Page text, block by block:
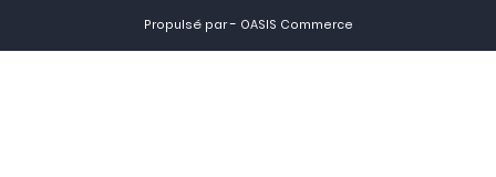
Propulsé par- OASIS Commerce